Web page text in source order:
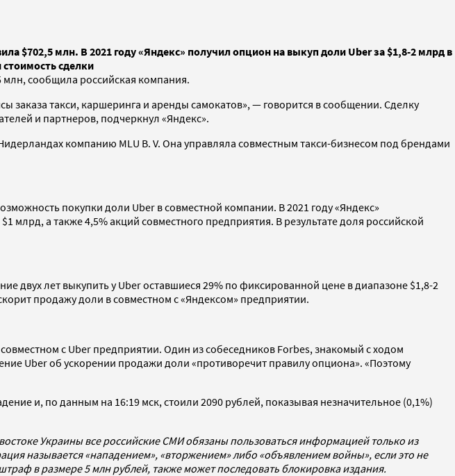
$702,5 млн. В 2021 году «Яндекс» получил опцион на выкуп доли Uber за $1,8-2 млрд в
сделки
млн, сообщила российская компания.
заказа такси, каршеринга и аренды самокатов», — говорится в сообщении. Сделку
и партнеров, подчеркнул «Яндекс».
компанию MLU B. V. Она управляла совместным такси-бизнесом под брендами
покупки доли Uber в совместной компании. В 2021 году «Яндекс»
млрд, а также 4,5% акций совместного предприятия. В результате доля российской
двух лет выкупить у Uber оставшиеся 29% по фиксированной цене в диапазоне $1,8-2
продажу доли в совместном с «Яндексом» предприятии.
с Uber предприятии. Один из собеседников Forbes, знакомый с ходом
Uber об ускорении продажи доли «противоречит правилу опциона». «Поэтому
и, по данным на 16:19 мск, стоили 2090 рублей, показывая незначительное (0,1%)
Украины все российские СМИ обязаны пользоваться информацией только из
называется «нападением», «вторжением» либо «объявлением войны», если это не
в размере 5 млн рублей, также может последовать блокировка издания.